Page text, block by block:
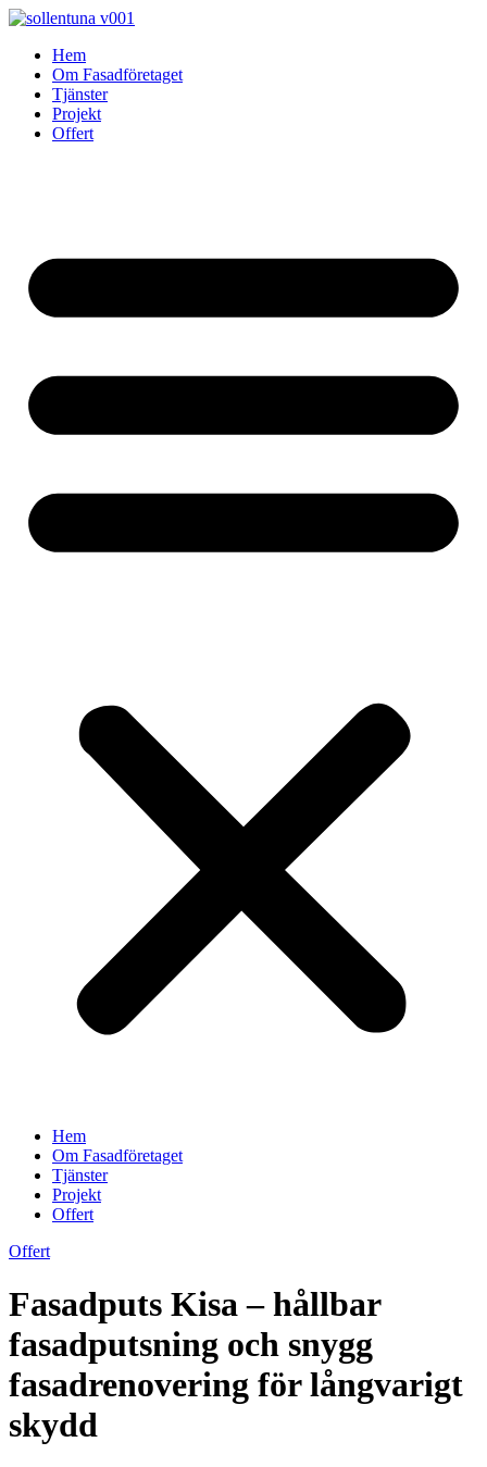
Skip
contentHem
Om Fasadföretaget
Tjänster
Projekt
Offert
Hem
Om Fasadföretaget
Tjänster
Projekt
Offert
Offert
Fasadputs Kisa – hållbar
fasadputsning och snygg
fasadrenovering för långvarigt
skydd